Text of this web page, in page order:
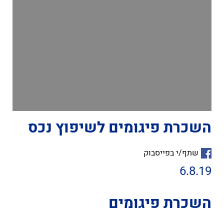
השכרת פיגומים לשיפוץ נכס
שתף/י בפייסבוק
6.8.19
השכרת פיגומים